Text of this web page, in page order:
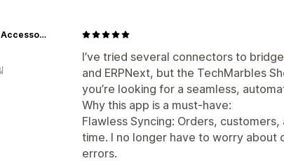
I’ve tried several connectors to
and ERPNext, but the TechMarbles
you’re looking for a seamless,
Why this app is a must-have:
Flawless Syncing: Orders,
time. I no longer have to worry about
errors.
Al Gazzal Car Accessories